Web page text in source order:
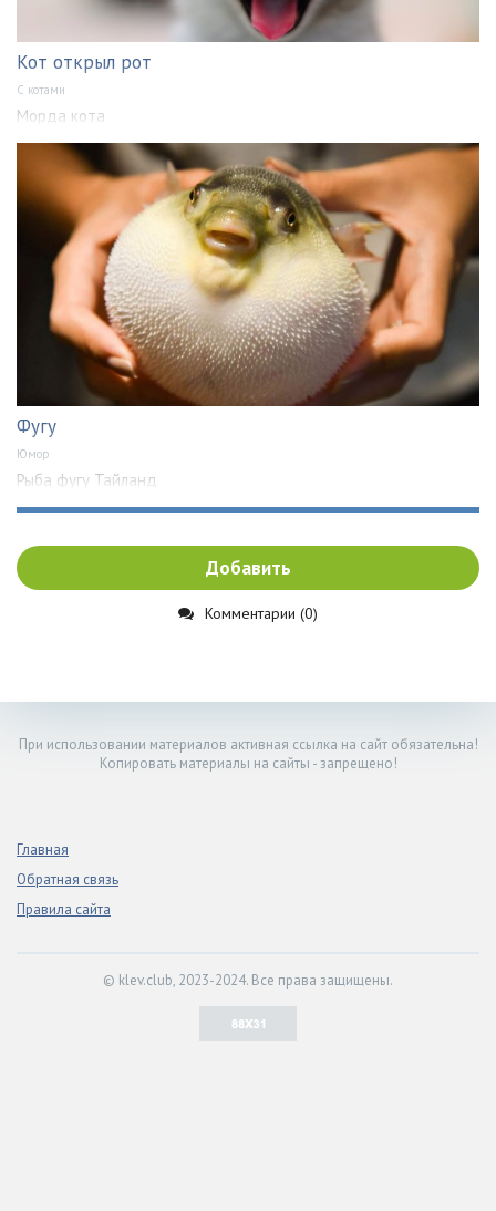
Кот открыл рот
С котами
Морда кота
Фугу
Юмор
Рыба фугу Тайланд
Добавить
Комментарии (0)
При использовании материалов активная ссылка на сайт обязательна!
Копировать материалы на сайты - запрещено!
Главная
Обратная связь
Правила сайта
© klev.club, 2023-2024. Все права защищены.